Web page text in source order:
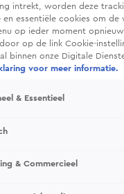
ruim de tijd krijgen
4 dagen met
intrekt, worden deze
en essentiële cookies om
op ieder moment
op de link Cookie-
binnen onze Digitale
voor meer informatie.
& Essentieel
& Commercieel